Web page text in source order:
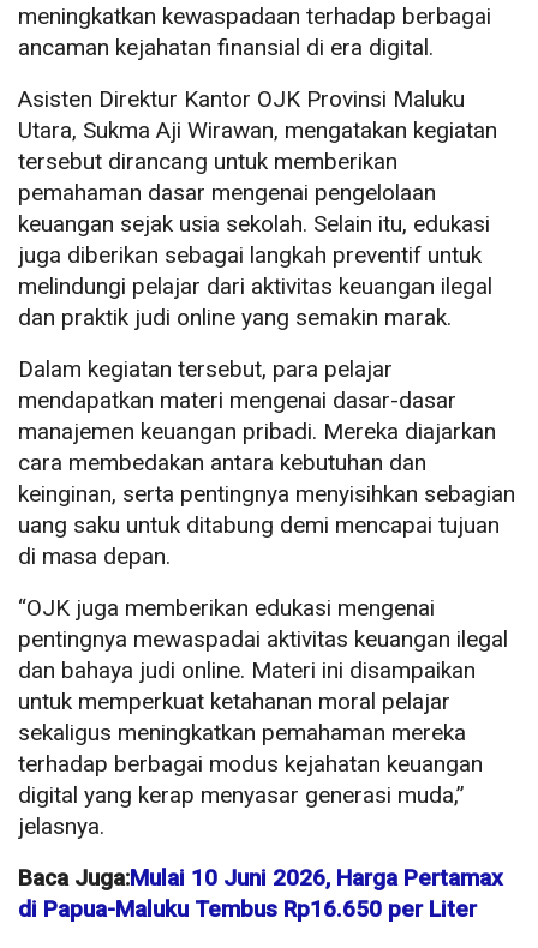
meningkatkan kewaspadaan terhadap berbagai
ancaman kejahatan finansial di era digital.
Asisten Direktur Kantor OJK Provinsi Maluku
Utara, Sukma Aji Wirawan, mengatakan kegiatan
tersebut dirancang untuk memberikan
pemahaman dasar mengenai pengelolaan
keuangan sejak usia sekolah. Selain itu, edukasi
juga diberikan sebagai langkah preventif untuk
melindungi pelajar dari aktivitas keuangan ilegal
dan praktik judi online yang semakin marak.
Dalam kegiatan tersebut, para pelajar
mendapatkan materi mengenai dasar-dasar
manajemen keuangan pribadi. Mereka diajarkan
cara membedakan antara kebutuhan dan
keinginan, serta pentingnya menyisihkan sebagian
uang saku untuk ditabung demi mencapai tujuan
di masa depan.
“OJK juga memberikan edukasi mengenai
pentingnya mewaspadai aktivitas keuangan ilegal
dan bahaya judi online. Materi ini disampaikan
untuk memperkuat ketahanan moral pelajar
sekaligus meningkatkan pemahaman mereka
terhadap berbagai modus kejahatan keuangan
digital yang kerap menyasar generasi muda,”
jelasnya.
Baca Juga:Mulai 10 Juni 2026, Harga Pertamax
di Papua-Maluku Tembus Rp16.650 per Liter